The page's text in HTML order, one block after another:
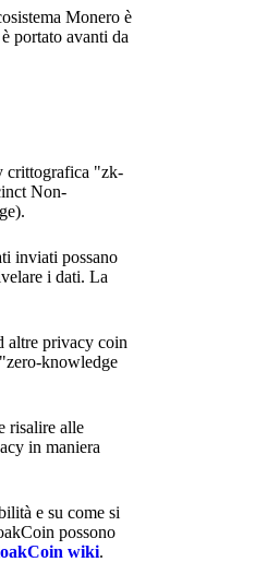
Monero è
portato avanti da
crittografica "zk-
Non-
inviati possano
i dati. La
altre privacy coin
knowledge
risalire alle
in maniera
e su come si
possono
wiki.